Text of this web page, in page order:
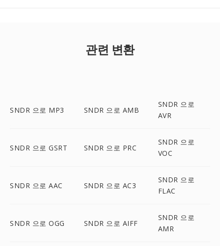
관련 변환
SNDR 으로 MP3 SNDR 으로 AMB
SNDR 으로
AVR
SNDR 으로 GSRT SNDR 으로 PRC
SNDR 으로
VOC
SNDR 으로 AAC SNDR 으로 AC3
SNDR 으로
FLAC
SNDR 으로 OGG SNDR 으로 AIFF
SNDR 으로
AMR